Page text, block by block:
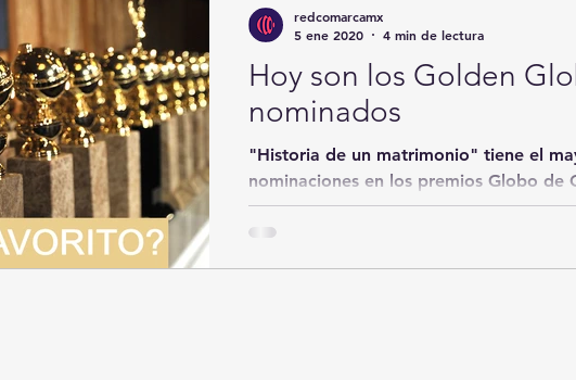
CDMX Nacionales Internacionales
Curioso Gómez Palacio Comics Derechairos
en Inicio Coahuila
Hoy son los Golden
nominados
"Historia de un matrimonio" tiene el
nominaciones en los premios Globo de Oro, que serán
en Los Ángeles esta...
redcomarcamx
5 ene 2020
4 min de lectura